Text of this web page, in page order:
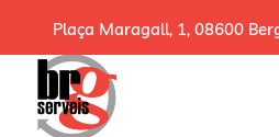
Plaça Maragall, 1, 08600